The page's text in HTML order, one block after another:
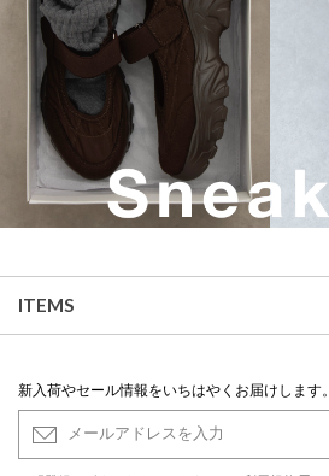
ITEMS
新入荷やセール情報をいちはやくお届けします。